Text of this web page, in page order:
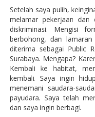
Setelah saya pulih,
melamar pekerjaan dan
diskriminasi. Mengisi
berbohong, dan
diterima sebagai Public
Surabaya. Mengapa?
Kembali ke habitat,
kembali. Saya ingin
menemani saudara-
payudara. Saya telah
dan saya ingin berbagi.